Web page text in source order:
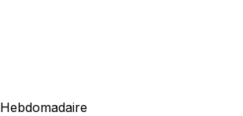
Hebdomadaire